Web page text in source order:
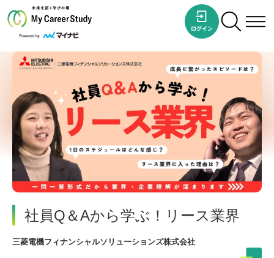
社員Q＆Aから学ぶ！リース業界
三菱電機フィナンシャルソリューションズ株式会社